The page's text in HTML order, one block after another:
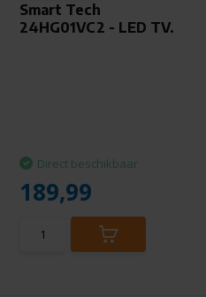
Smart Tech
24HG01VC2 - LED TV.
Direct beschikbaar
189,99